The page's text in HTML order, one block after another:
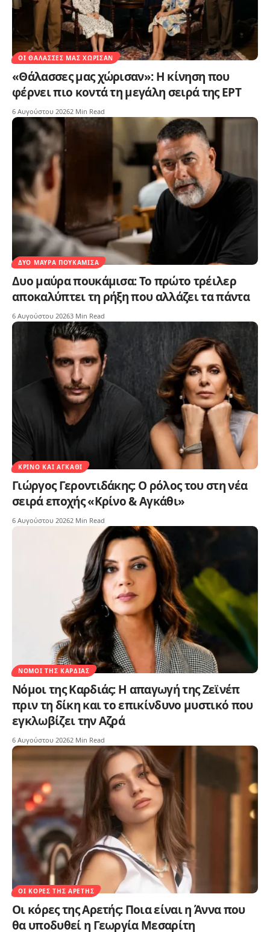
ΟΙ ΘΆΛΑΣΣΕΣ ΜΑΣ ΧΏΡΙΣΑΝ
«Θάλασσες μας χώρισαν»: Η κίνηση που
φέρνει πιο κοντά τη μεγάλη σειρά της ΕΡΤ
6 Αυγούστου 20262 Min Read
ΔΥΟ ΜΑΎΡΑ ΠΟΥΚΆΜΙΣΑ
Δυο μαύρα πουκάμισα: Το πρώτο τρέιλερ
αποκαλύπτει τη ρήξη που αλλάζει τα πάντα
6 Αυγούστου 20263 Min Read
ΚΡΊΝΟ ΚΑΙ ΑΓΚΆΘΙ
Γιώργος Γεροντιδάκης: Ο ρόλος του στη νέα
σειρά εποχής «Κρίνο & Αγκάθι»
6 Αυγούστου 20262 Min Read
ΝΌΜΟΙ ΤΗΣ ΚΑΡΔΙΆΣ
Νόμοι της Καρδιάς: Η απαγωγή της Ζεϊνέπ
πριν τη δίκη και το επικίνδυνο μυστικό που
εγκλωβίζει την Αζρά
6 Αυγούστου 20262 Min Read
ΟΙ ΚΌΡΕΣ ΤΗΣ ΑΡΕΤΉΣ
Οι κόρες της Αρετής: Ποια είναι η Άννα που
θα υποδυθεί η Γεωργία Μεσαρίτη